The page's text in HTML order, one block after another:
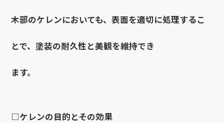
木部のケレンにおいても、表面を適切に処理するこ
とで、塗装の耐久性と美観を維持でき
ます。
□ケレンの目的とその効果